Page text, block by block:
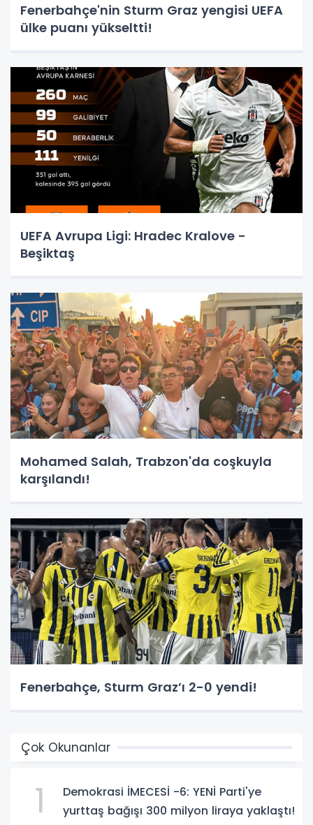
Fenerbahçe'nin Sturm Graz yengisi UEFA
ülke puanı yükseltti!
UEFA Avrupa Ligi: Hradec Kralove -
Beşiktaş
Mohamed Salah, Trabzon'da coşkuyla
karşılandı!
Fenerbahçe, Sturm Graz’ı 2-0 yendi!
Çok Okunanlar
1
Demokrasi İMECESİ -6: YENİ Parti'ye
yurttaş bağışı 300 milyon liraya yaklaştı!